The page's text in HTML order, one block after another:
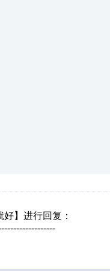
】进行回复：